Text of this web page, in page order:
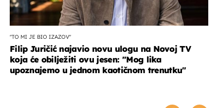
''TO MI JE BIO IZAZOV''
Filip Juričić najavio novu ulogu na Novoj TV
koja će obilježiti ovu jesen: ''Mog lika
upoznajemo u jednom kaotičnom trenutku''